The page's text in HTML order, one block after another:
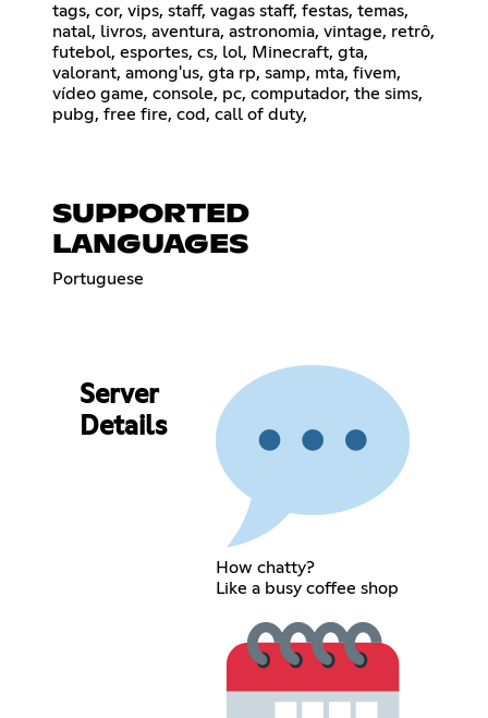
tags, cor, vips, staff, vagas staff, festas, temas,
natal, livros, aventura, astronomia, vintage, retrô,
futebol, esportes, cs, lol, Minecraft, gta,
valorant, among'us, gta rp, samp, mta, fivem,
vídeo game, console, pc, computador, the sims,
pubg, free fire, cod, call of duty,
SUPPORTED
LANGUAGES
Portuguese
Server
Details
How chatty?
Like a busy coffee shop